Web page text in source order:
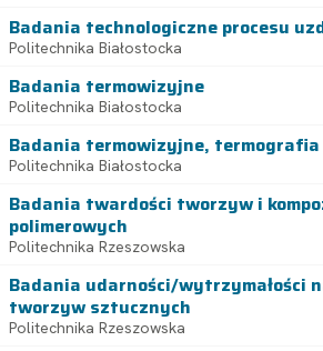
Badania technologiczne procesu
Politechnika Białostocka
Badania termowizyjne
Politechnika Białostocka
Badania termowizyjne,
Politechnika Białostocka
Badania twardości tworzyw i
polimerowych
Politechnika Rzeszowska
Badania udarności/wytrzymałości
tworzyw sztucznych
Politechnika Rzeszowska